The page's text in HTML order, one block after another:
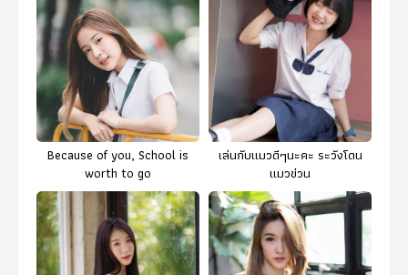
Because of you, School is
worth to go
เล่นกับแมวดีๆนะคะ ระวังโดน
แมวข่วน